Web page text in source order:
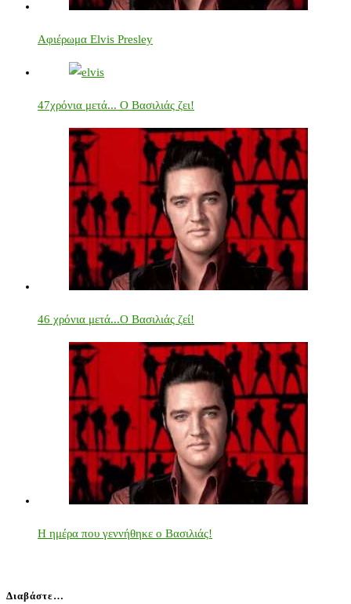
Αφιέρωμα Elvis Presley
47χρόνια μετά... Ο Βασιλιάς ζει!
46 χρόνια μετά...Ο Βασιλιάς ζεί!
Η ημέρα που γεννήθηκε ο Βασιλιάς!
Διαβάστε…